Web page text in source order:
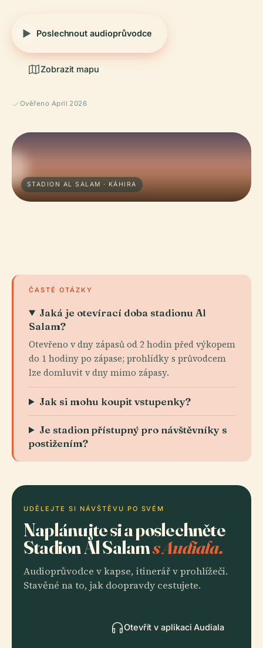
Poslechnout audioprůvodce
Zobrazit mapu
Ověřeno April 2026
STADION AL SALAM · KÁHIRA
ČASTÉ OTÁZKY
Jaká je otevírací doba stadionu Al
Salam?
Otevřeno v dny zápasů od 2 hodin před výkopem
do 1 hodiny po zápase; prohlídky s průvodcem
lze domluvit v dny mimo zápasy.
Jak si mohu koupit vstupenky?
Je stadion přístupný pro návštěvníky s
postižením?
UDĚLEJTE SI NÁVŠTĚVU PO SVÉM
Naplánujte si a poslechněte
Stadion Al Salams Audiala.
Audioprůvodce v kapse, itinerář v prohlížeči.
Stavěné na to, jak doopravdy cestujete.
Otevřít v aplikaci Audiala